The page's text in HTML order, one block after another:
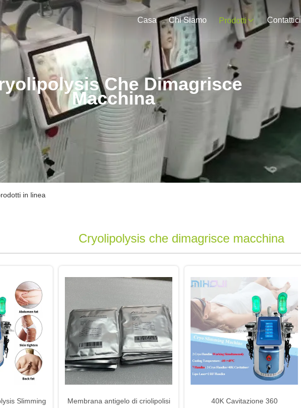
Casa Chi Siamo Prodotti Contattici
Che Dimagrisce
Macchina
in linea
Cryolipolysis che dimagrisce macchina
Slimming
Membrana antigelo di criolipolisi
40K Cavitazione 360